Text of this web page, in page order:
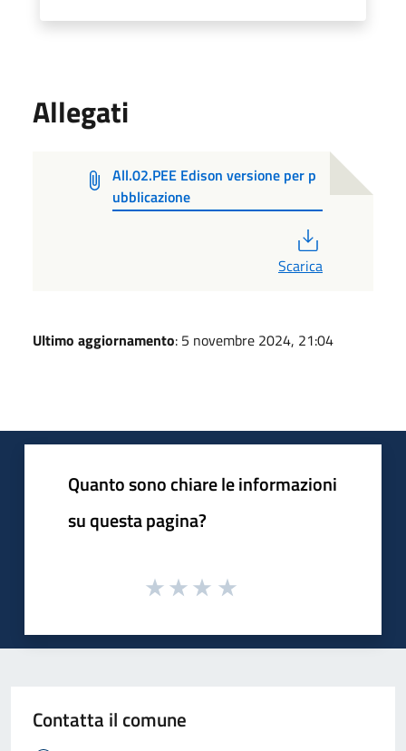
Allegati
All.02.PEE Edison versione per p
ubblicazione
Scarica
Ultimo aggiornamento: 5 novembre 2024, 21:04
Quanto sono chiare le informazioni
su questa pagina?
Contatta il comune